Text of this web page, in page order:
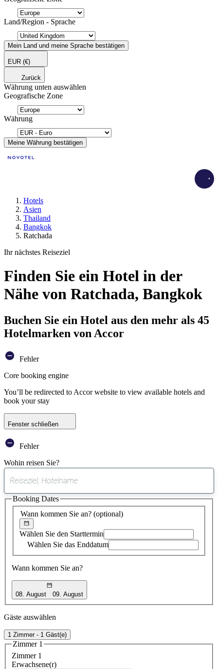
Land/Region - Sprache
Mein Land und meine Sprache bestätigen
EUR (€)
Zurück
Währung unten auswählen
Geografische Zone
Währung
Meine Währung bestätigen
Hotels
Asien
Thailand
Bangkok
Ratchada
Ihr nächstes Reiseziel
Finden Sie ein Hotel in der
Nähe von Ratchada, Bangkok
Buchen Sie ein Hotel aus den mehr als 45
Hotelmarken von Accor
Fehler
Core booking engine
You’ll be redirected to Accor website to view available hotels and
book your stay
Fenster schließen
Fehler
Wohin reisen Sie?
gefundener
Vorschlag
Wann kommen Sie an? (optional)
Wählen Sie den Starttermin
Wählen Sie das Enddatum
Wann kommen Sie an?
08. August 09. August
Booking Dates
Gäste auswählen
1 Zimmer - 1 Gäst(e)
Zimmer 1
Zimmer 1
Erwachsene(r)